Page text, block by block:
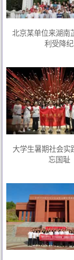
北京某单位来湖南
利受降纪
大学生暑期社会实
忘国耻